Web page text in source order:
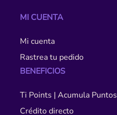
MI CUENTA
Mi cuenta
Rastrea tu pedido
BENEFICIOS
Ti Points | Acumula Puntos
Crédito directo